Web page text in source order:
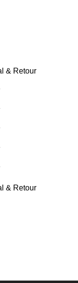
& Retour
& Retour